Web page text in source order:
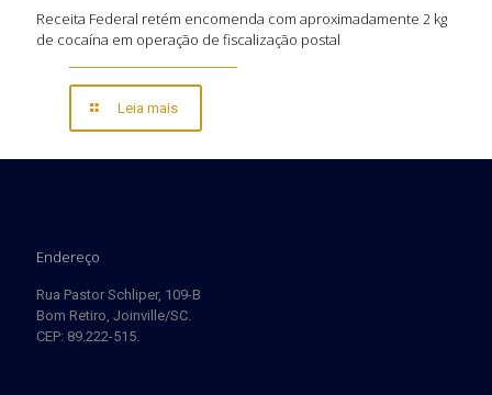
Receita Federal retém encomenda com aproximadamente 2 kg
de cocaína em operação de fiscalização postal
Leia mais
Endereço
Rua Pastor Schliper, 109-B
Bom Retiro, Joinville/SC.
CEP: 89.222-515.